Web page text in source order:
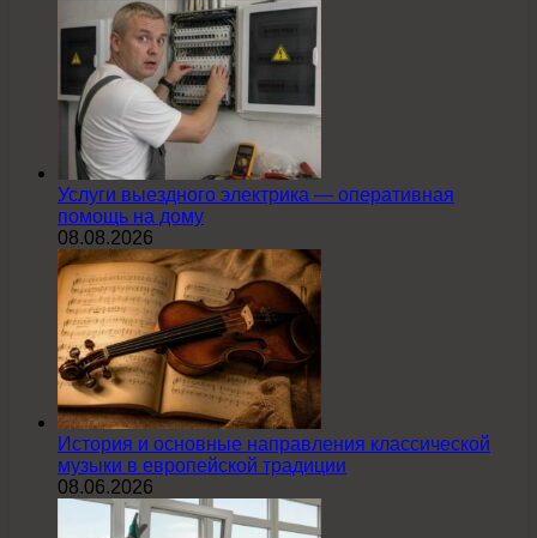
Услуги выездного электрика — оперативная
помощь на дому
08.08.2026
История и основные направления классической
музыки в европейской традиции
08.06.2026